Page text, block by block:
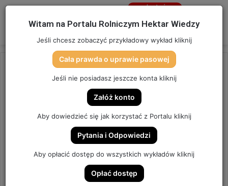
Menu
Jesteś
Strona główna/OSTATNIO DODANE
V SZKOLENIE HEKTAR WIEDZY
JUŻ JUTRO!
Szkolenie Hektar Wiedzy
Hektar Wiedzy Admin
Send3 października 2025
Witam na Portalu Rolniczym Hektar Wiedzy
Jeśli chcesz zobaczyć przykładowy wykład kliknij
Cała prawda o uprawie pasowej
Jeśli nie posiadasz jeszcze konta kliknij
Załóż konto
Aby dowiedzieć się jak korzystać z Portalu kliknij
Pytania i Odpowiedzi
Aby opłacić dostęp do wszystkich wykładów kliknij
Opłać dostęp